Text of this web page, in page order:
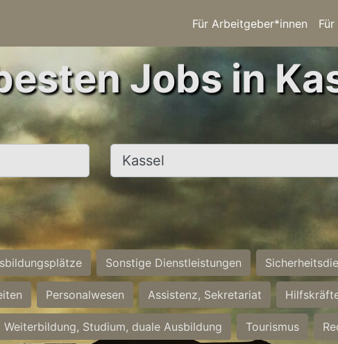
Für Arbeitgeber*innen
Jobs in
Ort, Stadt
Sonstige Dienstleistungen
Personalwesen Assistenz, Sekretariat
Weiterbildung, Studium, duale Ausbildung Tourismus